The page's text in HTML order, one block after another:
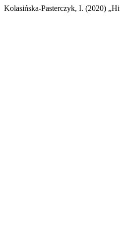
Kolasińska-Pasterczyk, I. (2020)